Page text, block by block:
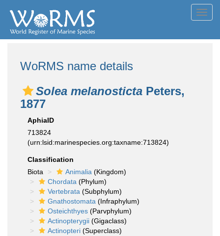
WoRMS name details
Solea melanosticta Peters,
1877
AphiaID
713824
(urn:lsid:marinespecies.org:taxname:713824)
Classification
Biota
Animalia (Kingdom)
Chordata (Phylum)
Vertebrata (Subphylum)
Gnathostomata (Infraphylum)
Osteichthyes (Parvphylum)
Actinopterygii (Gigaclass)
Actinopteri (Superclass)